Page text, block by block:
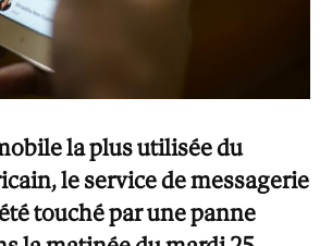
la plus utilisée du
le service de messagerie
touché par une panne